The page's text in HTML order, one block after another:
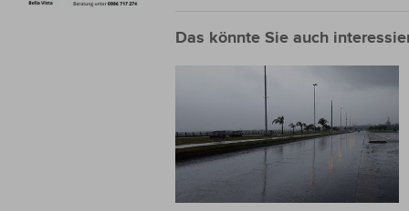
Das könnte Sie auch